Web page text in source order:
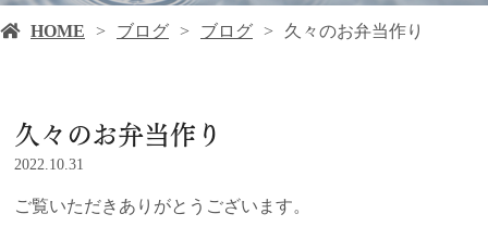
HOME ブログ ブログ 久々のお弁当作り
久々のお弁当作り
2022.10.31
ご覧いただきありがとうございます。